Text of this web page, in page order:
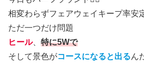
相変わらずフェアウェイキープ率安
ただ一つだけ問題
ヒール、 特に5Wで
そして景色がコースになると出るん